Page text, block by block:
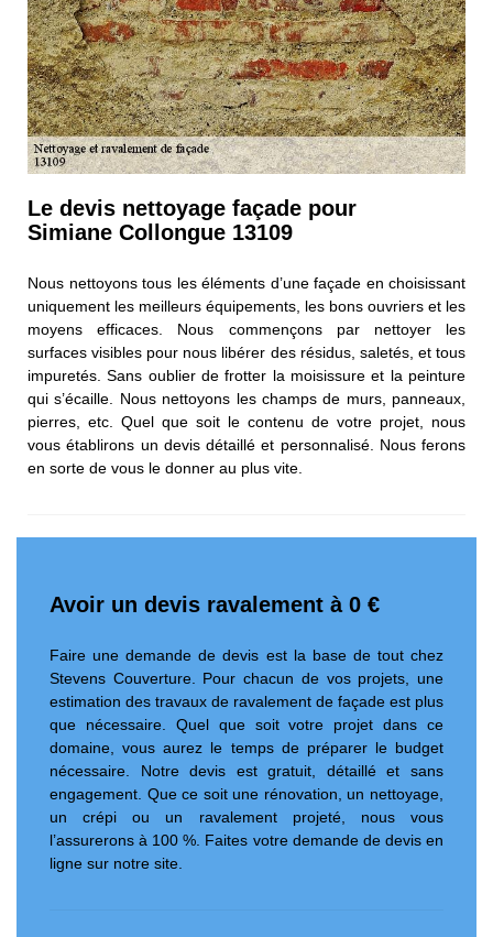
Le devis nettoyage façade pour
Simiane Collongue 13109
Nous nettoyons tous les éléments d’une façade en choisissant
uniquement les meilleurs équipements, les bons ouvriers et les
moyens efficaces. Nous commençons par nettoyer les
surfaces visibles pour nous libérer des résidus, saletés, et tous
impuretés. Sans oublier de frotter la moisissure et la peinture
qui s’écaille. Nous nettoyons les champs de murs, panneaux,
pierres, etc. Quel que soit le contenu de votre projet, nous
vous établirons un devis détaillé et personnalisé. Nous ferons
en sorte de vous le donner au plus vite.
Avoir un devis ravalement à 0 €
Faire une demande de devis est la base de tout chez
Stevens Couverture. Pour chacun de vos projets, une
estimation des travaux de ravalement de façade est plus
que nécessaire. Quel que soit votre projet dans ce
domaine, vous aurez le temps de préparer le budget
nécessaire. Notre devis est gratuit, détaillé et sans
engagement. Que ce soit une rénovation, un nettoyage,
un crépi ou un ravalement projeté, nous vous
l’assurerons à 100 %. Faites votre demande de devis en
ligne sur notre site.